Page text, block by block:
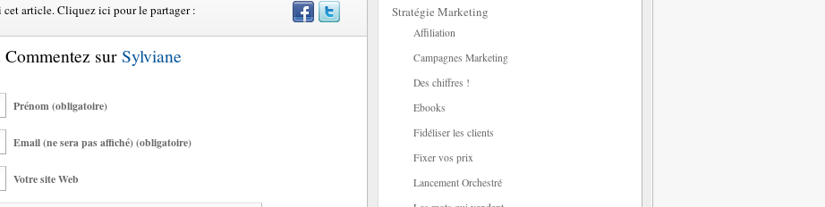
cet article. Cliquez ici pour le partager :
surSylviane
Prénom (obligatoire)
Email (ne sera pas affiché) (obligatoire)
Votre site Web
Stratégie Marketing
Affiliation
Campagnes Marketing
Des chiffres !
Ebooks
Fidéliser les clients
Fixer vos prix
Lancement Orchestré